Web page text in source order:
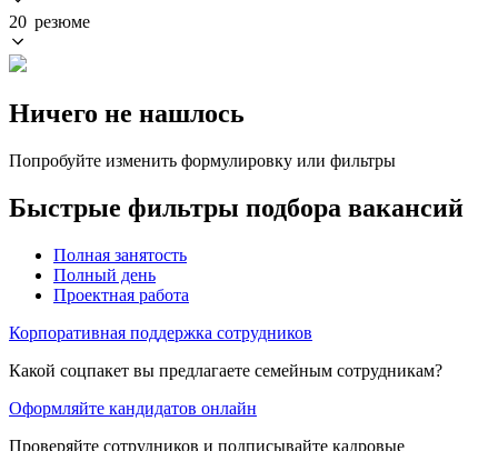
20 резюме
Ничего не нашлось
Попробуйте изменить формулировку или фильтры
Быстрые фильтры подбора вакансий
Полная занятость
Полный день
Проектная работа
Корпоративная поддержка сотрудников
Какой соцпакет вы предлагаете семейным сотрудникам?
Оформляйте кандидатов онлайн
Проверяйте сотрудников и подписывайте кадровые